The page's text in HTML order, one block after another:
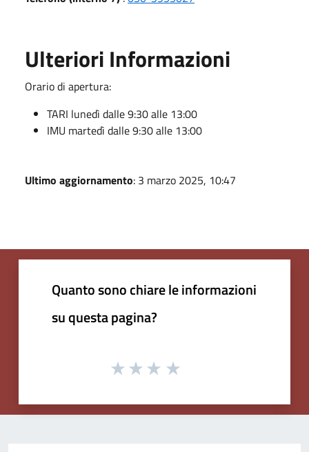
Ulteriori Informazioni
Orario di apertura:
TARI lunedì dalle 9:30 alle 13:00
IMU martedì dalle 9:30 alle 13:00
Ultimo aggiornamento: 3 marzo 2025, 10:47
Quanto sono chiare le informazioni
su questa pagina?